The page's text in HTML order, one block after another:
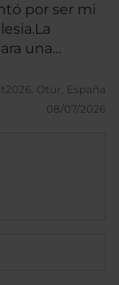
por ser mi
una
en
desayuno
súper
Otur, España
08/07/2026